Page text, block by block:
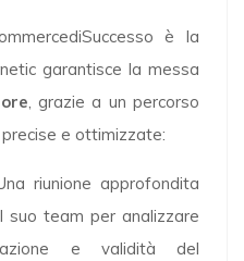
è la
garantisce la messa
, grazie a un percorso
e ottimizzate:
riunione approfondita
suo team per analizzare
e validità del